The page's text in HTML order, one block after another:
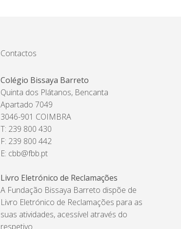
Contactos
Colégio Bissaya Barreto
Quinta dos Plátanos, Bencanta
Apartado 7049
3046-901 COIMBRA
T: 239 800 430
F: 239 800 442
E: cbb@fbb.pt
Livro Eletrónico de Reclamações
A Fundação Bissaya Barreto dispõe de
Livro Eletrónico de Reclamações para as
suas atividades, acessível através do
respetivo